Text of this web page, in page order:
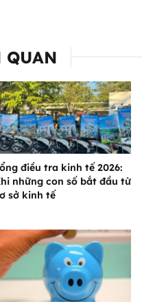
điều tra kinh tế 2026:
những con số bắt đầu từ
sở kinh tế